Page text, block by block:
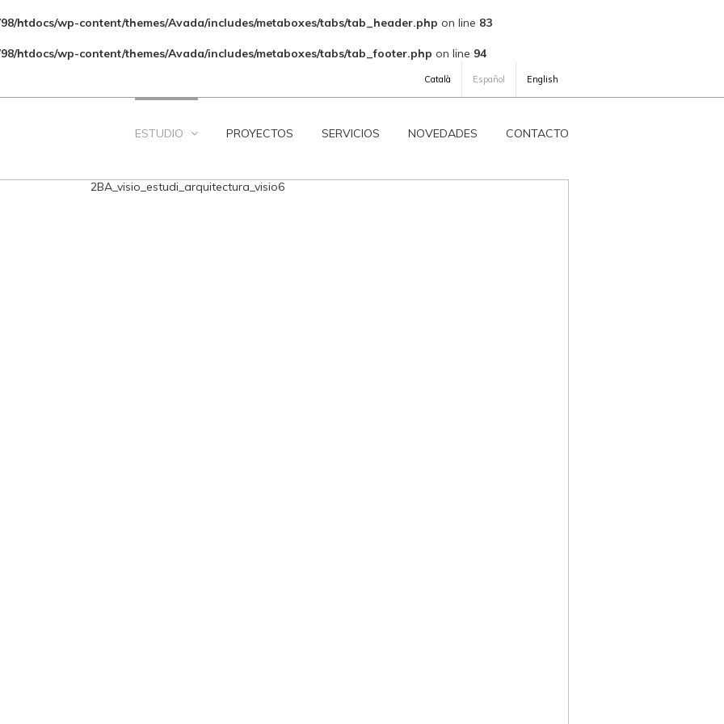
htdocs/wp-content/themes/Avada/includes/metaboxes/tabs/tab_header.php on line 83
htdocs/wp-content/themes/Avada/includes/metaboxes/tabs/tab_footer.php on line 94
Català Español English
ESTUDIO PROYECTOS SERVICIOS NOVEDADES CONTACTO